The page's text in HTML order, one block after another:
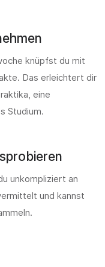
knüpfst du mit
Das erleichtert dir
eine
Studium.
unkompliziert an
und kannst